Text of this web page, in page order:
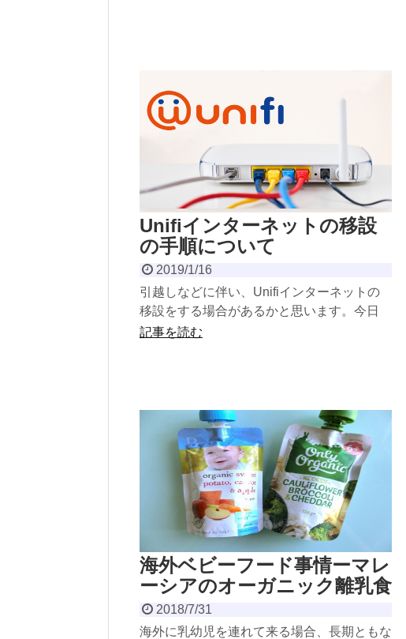
Unifiインターネットの移設
の手順について
2019/1/16
引越しなどに伴い、Unifiインターネットの
移設をする場合があるかと思います。今日
は、移設についてご説明したいと思います。
記事を読む
海外ベビーフード事情ーマレ
ーシアのオーガニック離乳食
2018/7/31
海外に乳幼児を連れて来る場合、長期ともな